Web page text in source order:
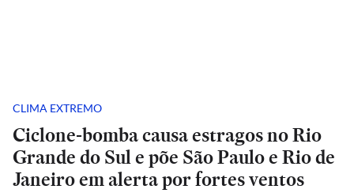
CLIMA EXTREMO
Ciclone-bomba causa estragos no Rio
Grande do Sul e põe São Paulo e Rio de
Janeiro em alerta por fortes ventos